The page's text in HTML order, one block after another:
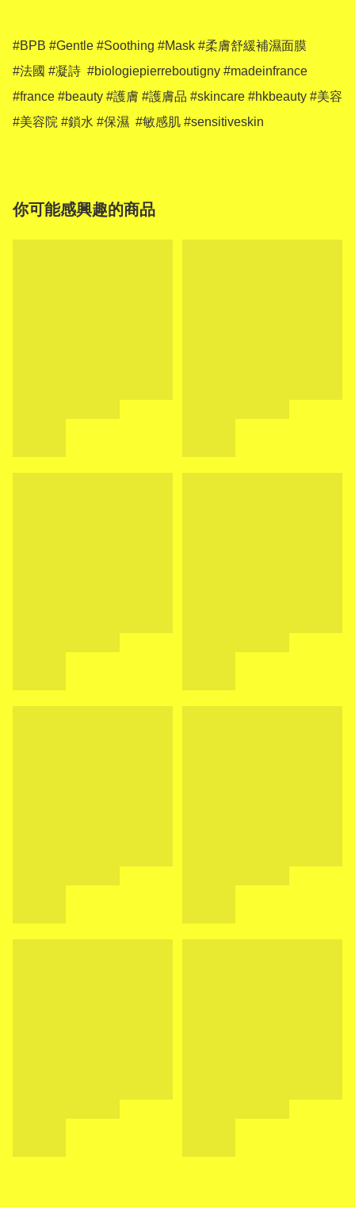
#BPB #Gentle #Soothing #Mask #柔膚舒緩補濕面膜
#法國 #凝詩  #biologiepierreboutigny #madeinfrance
#france #beauty #護膚 #護膚品 #skincare #hkbeauty #美容
#美容院 #鎖水 #保濕  #敏感肌 #sensitiveskin
你可能感興趣的商品